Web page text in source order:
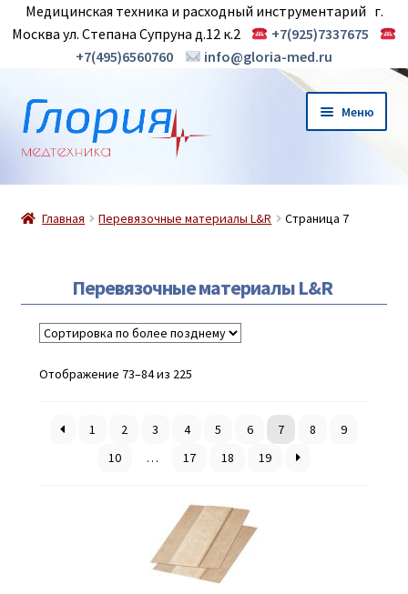
Медицинская техника и расходный инструментарий г.
Москва ул. Степана Супруна д.12 к.2
+7(925)7337675
+7(495)6560760
info@gloria-med.ru
Перейти
к
навигации
Перейти
к
содержимому
Меню
О нас
Магазин
Контакты
Корзина
Главная Перевязочные материалы L&R Страница 7
Перевязочные материалы L&R
Отображение 73–84 из 225
1 2 3 4 5 6 7 8
9
10
… 17 18 19